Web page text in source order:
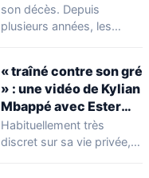
réserver une
mauvaise surprise à
son décès. Depuis
plusieurs années, les
concernant le seuil…
« traîné contre son gré
» : une vidéo de Kylian
Mbappé avec Ester
Expósito en Italie agite
la toile
Habituellement très
discret sur sa vie privée,